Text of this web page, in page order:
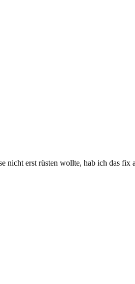
erst rüsten wollte, hab ich das fix